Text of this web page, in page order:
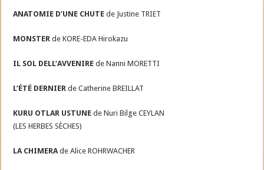
ANATOMIE D’UNE CHUTE de Justine TRIET
MONSTER de KORE-EDA Hirokazu
IL SOL DELL’AVVENIRE de Nanni MORETTI
L’ÉTÉ DERNIER de Catherine BREILLAT
KURU OTLAR USTUNE de Nuri Bilge CEYLAN
(LES HERBES SÈCHES)
LA CHIMERA de Alice ROHRWACHER